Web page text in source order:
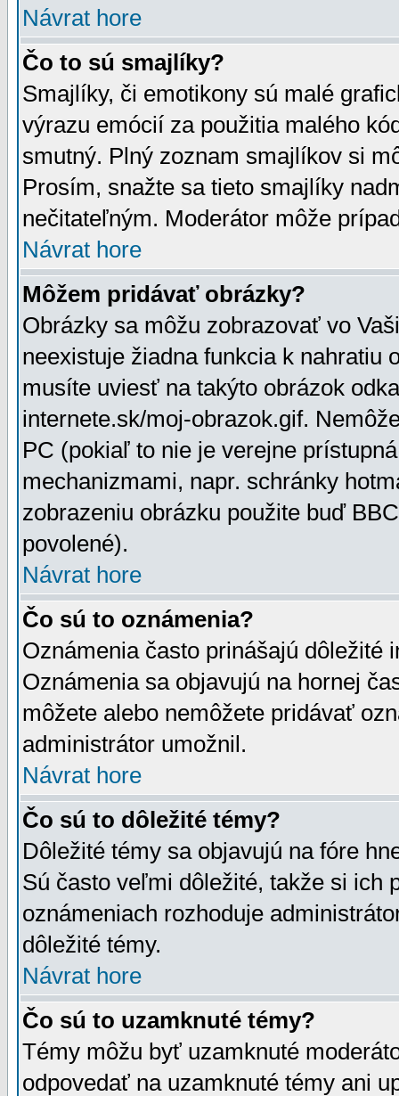
Návrat hore
Čo to sú smajlíky?
Smajlíky, či emotikony sú malé
výrazu emócií za použitia malého
smutný. Plný zoznam smajlíkov si
Prosím, snažte sa tieto smajlíky
nečitateľným. Moderátor môže
Návrat hore
Môžem pridávať obrázky?
Obrázky sa môžu zobrazovať vo
neexistuje žiadna funkcia k nahratiu
musíte uviesť na takýto obrázok
internete.sk/moj-obrazok.gif.
PC (pokiaľ to nie je verejne
mechanizmami, napr. schránky
zobrazeniu obrázku použite buď
povolené).
Návrat hore
Čo sú to oznámenia?
Oznámenia často prinášajú dôležité
Oznámenia sa objavujú na hornej
môžete alebo nemôžete pridávať
administrátor umožnil.
Návrat hore
Čo sú to dôležité témy?
Dôležité témy sa objavujú na fóre
Sú často veľmi dôležité, takže si ich
oznámeniach rozhoduje
dôležité témy.
Návrat hore
Čo sú to uzamknuté témy?
Témy môžu byť uzamknuté
odpovedať na uzamknuté témy ani